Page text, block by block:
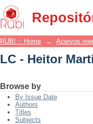
LC - Heitor
RUBI :: Home → Acervos
LC - Heitor
Browse by
By Issue Date
Authors
Titles
Subjects